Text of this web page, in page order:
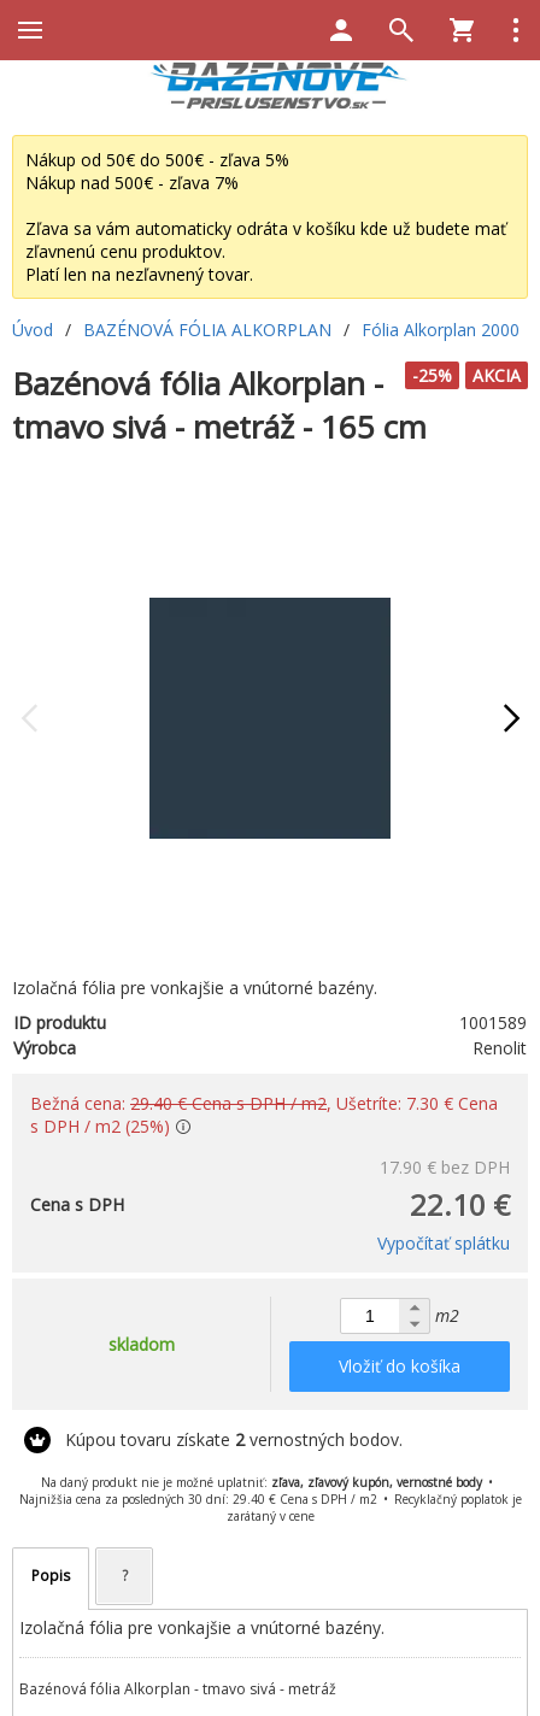
Nákup od 50€ do 500€ - zľava 5%
Nákup nad 500€ - zľava 7%
Zľava sa vám automaticky odráta v košíku kde už budete mať
zľavnenú cenu produktov.
Platí len na nezľavnený tovar.
Úvod / BAZÉNOVÁ FÓLIA ALKORPLAN / Fólia Alkorplan 2000
AKCIA
-25%
Bazénová fólia Alkorplan -
tmavo sivá - metráž - 165 cm
Izolačná fólia pre vonkajšie a vnútorné bazény.
ID produktu
1001589
Výrobca
Renolit
Bežná cena: 29.40 € Cena s DPH / m2, Ušetríte: 7.30 € Cena
s DPH / m2 (25%)
17.90 € bez DPH
22.10 €
Cena s DPH
Vypočítať splátku
skladom
m2
Vložiť do košíka
Kúpou tovaru získate 2vernostných bodov.
Na daný produkt nie je možné uplatniť: zľava, zľavový kupón, vernostné body
Najnižšia cena za posledných 30 dní: 29.40 € Cena s DPH / m2
Recyklačný poplatok je
zarátaný v cene
Popis ?
Izolačná fólia pre vonkajšie a vnútorné bazény.
Bazénová fólia Alkorplan - tmavo sivá - metráž